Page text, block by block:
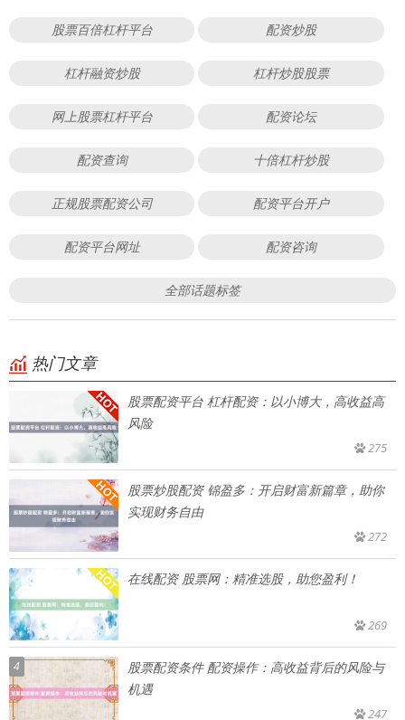
股票百倍杠杆平台 配资炒股
杠杆融资炒股 杠杆炒股股票
网上股票杠杆平台 配资论坛
配资查询 十倍杠杆炒股
正规股票配资公司 配资平台开户
配资平台网址 配资咨询
全部话题标签
热门文章
股票配资平台 杠杆配资：以小博大，高收益高
风险
275
股票炒股配资 锦盈多：开启财富新篇章，助你
实现财务自由
272
在线配资 股票网：精准选股，助您盈利！
269
4
股票配资条件 配资操作：高收益背后的风险与
机遇
247